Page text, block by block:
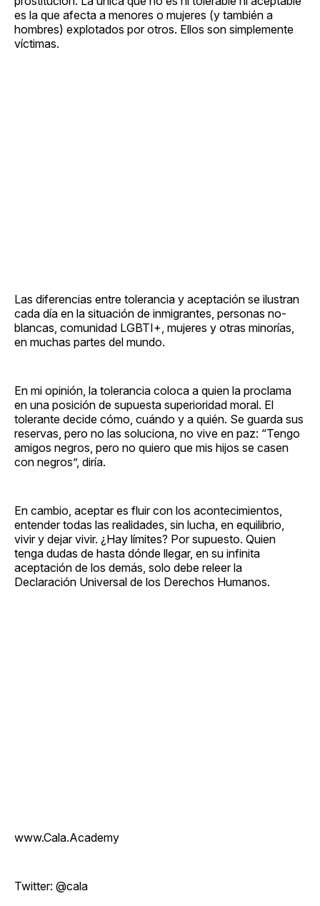
es la que afecta a menores o mujeres (y también a
hombres) explotados por otros. Ellos son simplemente
víctimas.
Las diferencias entre tolerancia y aceptación se ilustran
cada día en la situación de inmigrantes, personas no-
blancas, comunidad LGBTI+, mujeres y otras minorías,
en muchas partes del mundo.
En mi opinión, la tolerancia coloca a quien la proclama
en una posición de supuesta superioridad moral. El
tolerante decide cómo, cuándo y a quién. Se guarda sus
reservas, pero no las soluciona, no vive en paz: “Tengo
amigos negros, pero no quiero que mis hijos se casen
con negros”, diría.
En cambio, aceptar es fluir con los acontecimientos,
entender todas las realidades, sin lucha, en equilibrio,
vivir y dejar vivir. ¿Hay límites? Por supuesto. Quien
tenga dudas de hasta dónde llegar, en su infinita
aceptación de los demás, solo debe releer la
Declaración Universal de los Derechos Humanos.
www.Cala.Academy
Twitter: @cala